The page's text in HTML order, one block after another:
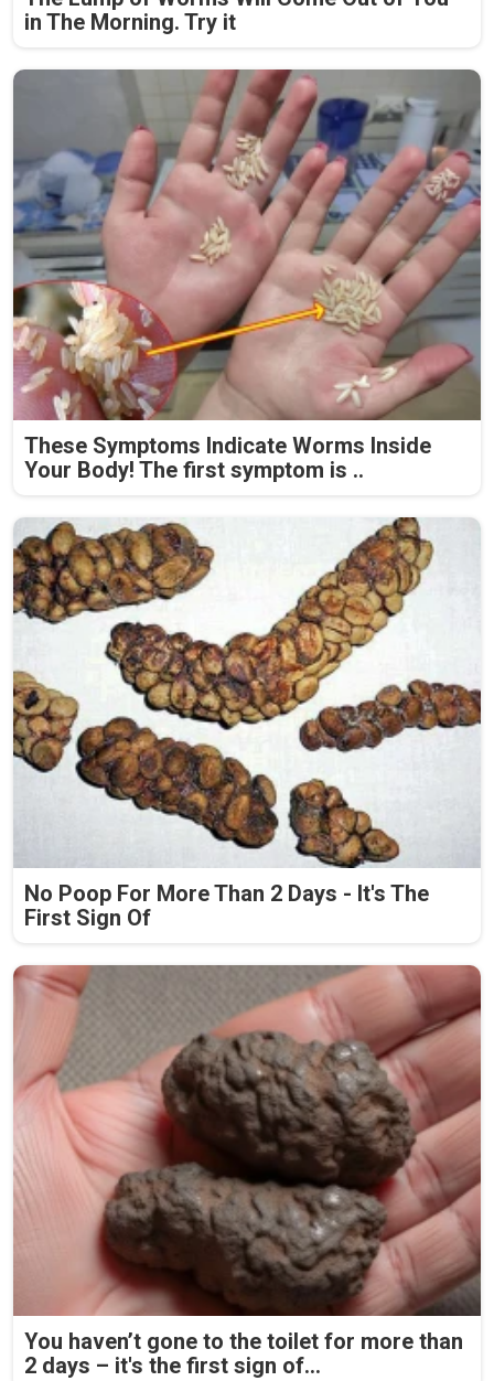
in The Morning. Try it
These Symptoms Indicate Worms Inside
Your Body! The first symptom is ..
No Poop For More Than 2 Days - It's The
First Sign Of
You haven’t gone to the toilet for more than
2 days – it's the first sign of...